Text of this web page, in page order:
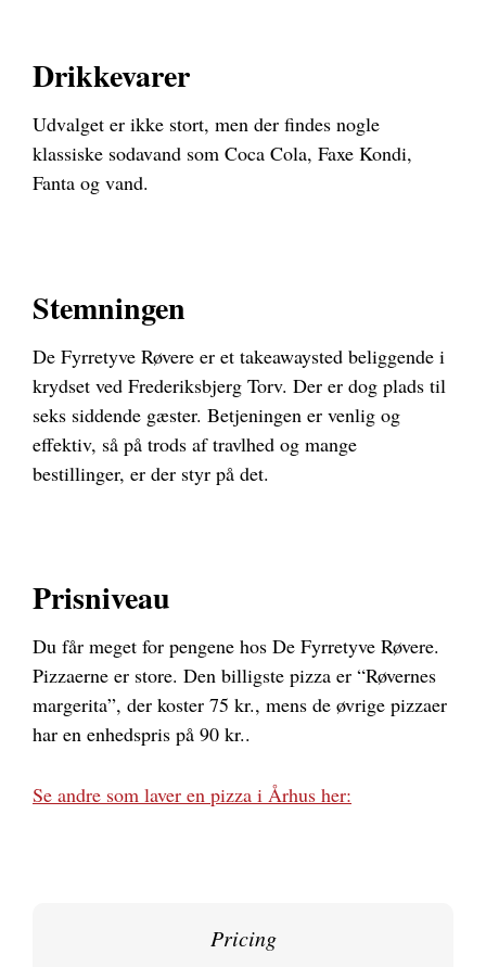
Drikkevarer
Udvalget er ikke stort, men der findes nogle
klassiske sodavand som Coca Cola, Faxe Kondi,
Fanta og vand.
Stemningen
De Fyrretyve Røvere er et takeawaysted beliggende i
krydset ved Frederiksbjerg Torv. Der er dog plads til
seks siddende gæster. Betjeningen er venlig og
effektiv, så på trods af travlhed og mange
bestillinger, er der styr på det.
Prisniveau
Du får meget for pengene hos De Fyrretyve Røvere.
Pizzaerne er store. Den billigste pizza er “Røvernes
margerita”, der koster 75 kr., mens de øvrige pizzaer
har en enhedspris på 90 kr..
Se andre som laver en pizza i Århus her:
Pricing